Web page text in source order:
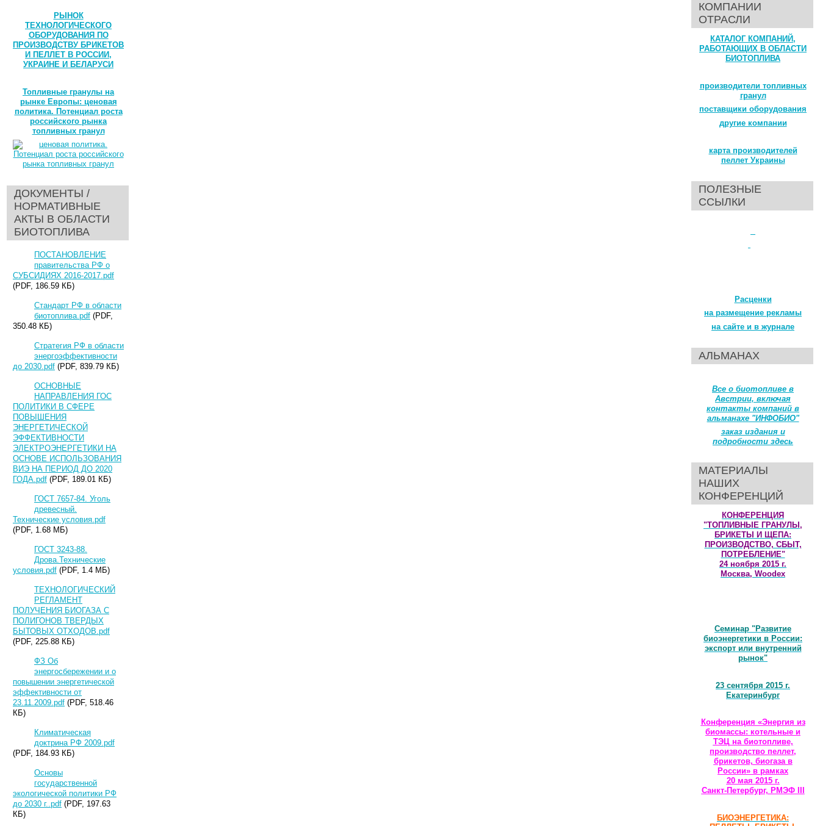
РЫНОК
ТЕХНОЛОГИЧЕСКОГО
ОБОРУДОВАНИЯ ПО
ПРОИЗВОДСТВУ БРИКЕТОВ
И ПЕЛЛЕТ В РОССИИ,
УКРАИНЕ И БЕЛАРУСИ
Топливные гранулы на
рынке Европы: ценовая
политика. Потенциал роста
российского рынка
топливных гранул
ДОКУМЕНТЫ /
НОРМАТИВНЫЕ
АКТЫ В ОБЛАСТИ
БИОТОПЛИВА
ПОСТАНОВЛЕНИЕ
правительства РФ о
СУБСИДИЯХ 2016-2017.pdf
(PDF, 186.59 КБ)
Стандарт РФ в области
биотоплива.pdf (PDF,
350.48 КБ)
Стратегия РФ в области
энергоэффективности
до 2030.pdf (PDF, 839.79 КБ)
ОСНОВНЫЕ
НАПРАВЛЕНИЯ ГОС
ПОЛИТИКИ В СФЕРЕ
ПОВЫШЕНИЯ
ЭНЕРГЕТИЧЕСКОЙ
ЭФФЕКТИВНОСТИ
ЭЛЕКТРОЭНЕРГЕТИКИ НА
ОСНОВЕ ИСПОЛЬЗОВАНИЯ
ВИЭ НА ПЕРИОД ДО 2020
ГОДА.pdf (PDF, 189.01 КБ)
ГОСТ 7657-84. Уголь
древесный.
Технические условия.pdf
(PDF, 1.68 МБ)
ГОСТ 3243-88.
Дрова.Технические
условия.pdf (PDF, 1.4 МБ)
ТЕХНОЛОГИЧЕСКИЙ
РЕГЛАМЕНТ
ПОЛУЧЕНИЯ БИОГАЗА С
ПОЛИГОНОВ ТВЕРДЫХ
БЫТОВЫХ ОТХОДОВ.pdf
(PDF, 225.88 КБ)
ФЗ Об
энергосбережении и о
повышении энергетической
эффективности от
23.11.2009.pdf (PDF, 518.46
КБ)
Климатическая
доктрина РФ 2009.pdf
(PDF, 184.93 КБ)
Основы
государственной
экологической политики РФ
до 2030 г..pdf (PDF, 197.63
КБ)
КОМПАНИИ
ОТРАСЛИ
КАТАЛОГ КОМПАНИЙ,
РАБОТАЮЩИХ В ОБЛАСТИ
БИОТОПЛИВА
производители топливных
гранул
поставщики оборудования
другие компании
карта производителей
пеллет Украины
ПОЛЕЗНЫЕ
ССЫЛКИ
Расценки
на размещение рекламы
на сайте и в журнале
АЛЬМАНАХ
Все о биотопливе в
Австрии, включая
контакты компаний в
альманахе "ИНФОБИО"
заказ издания и
подробности здесь
МАТЕРИАЛЫ
НАШИХ
КОНФЕРЕНЦИЙ
КОНФЕРЕНЦИЯ
"ТОПЛИВНЫЕ ГРАНУЛЫ,
БРИКЕТЫ И ЩЕПА:
ПРОИЗВОДСТВО, СБЫТ,
ПОТРЕБЛЕНИЕ"
24 ноября 2015 г.
Москва, Woodex
Семинар "Развитие
биоэнергетики в России:
экспорт или внутренний
рынок"
23 сентября 2015 г.
Екатеринбург
Конференция «Энергия из
биомассы: котельные и
ТЭЦ на биотопливе,
производство пеллет,
брикетов, биогаза в
России» в рамках
20 мая 2015 г.
Санкт-Петербург, РМЭФ III
БИОЭНЕРГЕТИКА: